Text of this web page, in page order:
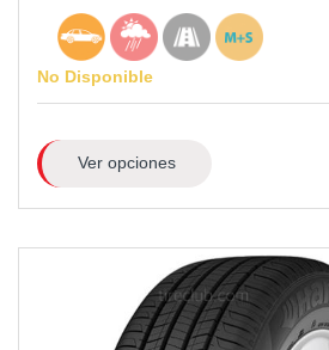
No Disponible
Ver opciones